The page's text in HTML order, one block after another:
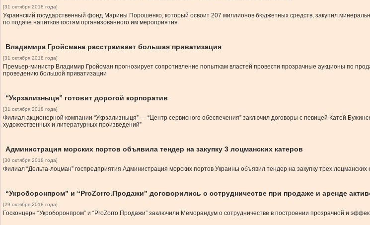
[31 октября 2018 года]
Украинский государственный фонд Марины Порошенко, который освоит 207 миллионов бюджетных средств, закупил
по подаче напитков гостям организованного им мероприятия
Владимира Гройсмана расстраивает большая приватизация
[31 октября 2018 года]
Премьер-министр Владимир Гройсман прогнозирует сопротивление попыткам властей провести прозрачные аукционы по
проведению большой приватизации
“Укрзализныця” готовит дорогой корпоратив
[31 октября 2018 года]
Филиал акционерной компании “Укрзализныця” — “Центр сервисного обеспечения” заключил договоры с певицей Катей
художественных и литературных произведений”
Администрация морских портов объявила тендер на закупку 3 лоцманских катеров
[30 октября 2018 года]
Филиал “Дельта-лоцман” госпредприятия Администрация морских портов Украины объявил тендер на закупку трех лоцманских
“Укроборонпром” и “ProZorro.Продажи” договорились о сотрудничестве при продаже и аренде
[29 октября 2018 года]
Госконцерн “Укроборонпром” и “ProZorro.Продажи” заключили Меморандум о сотрудничестве в построении прозрачной и